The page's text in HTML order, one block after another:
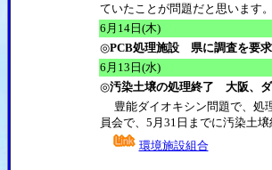
ていたことが問題だと思いま
6月14日(木)
◎PCB処理施設 県に調査を要
6月13日(水)
◎汚染土壌の処理終了 大阪、
豊能ダイオキシン問題で、処
員会で、5月31日までに汚染土
環境施設組合